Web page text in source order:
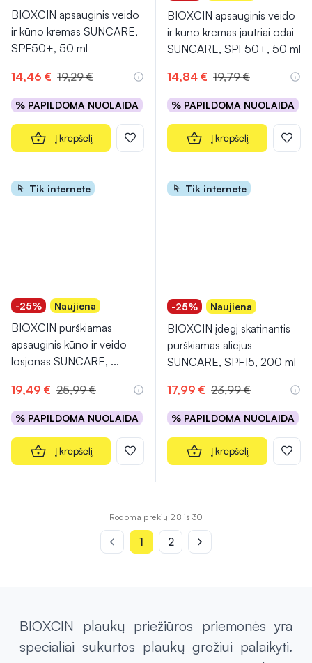
BIOXCIN apsauginis veido
ir kūno kremas SUNCARE,
SPF50+, 50 ml
14,46 € 19,29 €
% PAPILDOMA NUOLAIDA
Į krepšelį
BIOXCIN apsauginis veido
ir kūno kremas jautriai odai
SUNCARE, SPF50+, 50 ml
14,84 € 19,79 €
% PAPILDOMA NUOLAIDA
Į krepšelį
Tik internete
-25% Naujiena
BIOXCIN purškiamas
apsauginis kūno ir veido
losjonas SUNCARE, ...
19,49 € 25,99 €
% PAPILDOMA NUOLAIDA
Į krepšelį
Tik internete
-25% Naujiena
BIOXCIN įdegį skatinantis
purškiamas aliejus
SUNCARE, SPF15, 200 ml
17,99 € 23,99 €
% PAPILDOMA NUOLAIDA
Į krepšelį
Rodoma prekių 28 iš 30
1 2
BIOXCIN plaukų priežiūros priemonės yra
specialiai sukurtos plaukų grožiui palaikyti.